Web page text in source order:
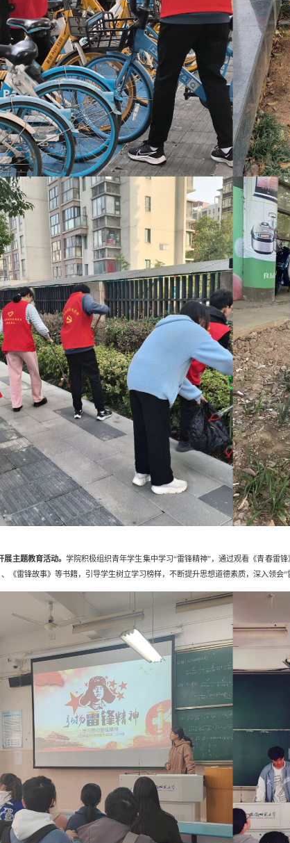
展主题教育活动。 学院积极组织青年学生集中学习“雷锋精神”，通过观看《青春雷
《雷锋故事》等书籍，引导学生树立学习榜样，不断提升思想道德素质，深入领会“